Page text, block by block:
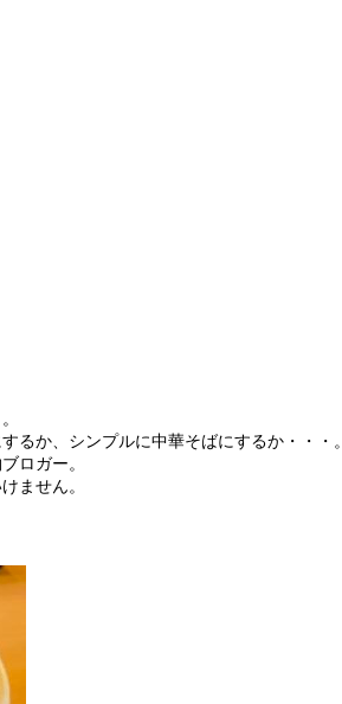
るか、シンプルに中華そばにするか・・・。
ロガー。
ません。